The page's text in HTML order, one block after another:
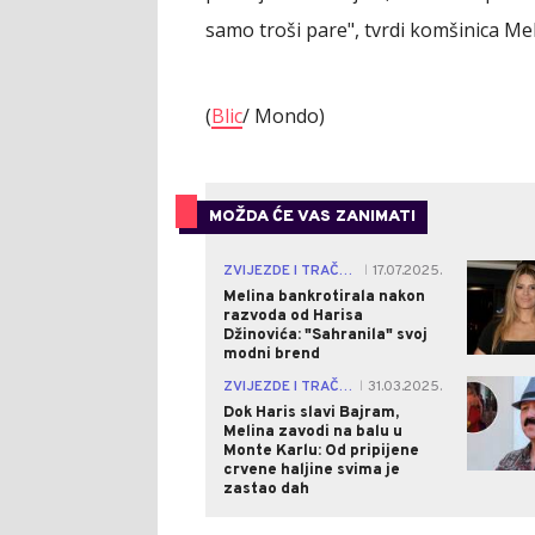
samo troši pare", tvrdi komšinica
(Blic/ Mondo)
MOŽDA ĆE VAS ZANIMATI
ZVIJEZDE I TRAČEVI
17.07.2025.
Melina bankrotirala nakon
razvoda od Harisa
Džinovića: "Sahranila" svoj
modni brend
ZVIJEZDE I TRAČEVI
31.03.2025.
Dok Haris slavi Bajram,
Melina zavodi na balu u
Monte Karlu: Od pripijene
crvene haljine svima je
zastao dah